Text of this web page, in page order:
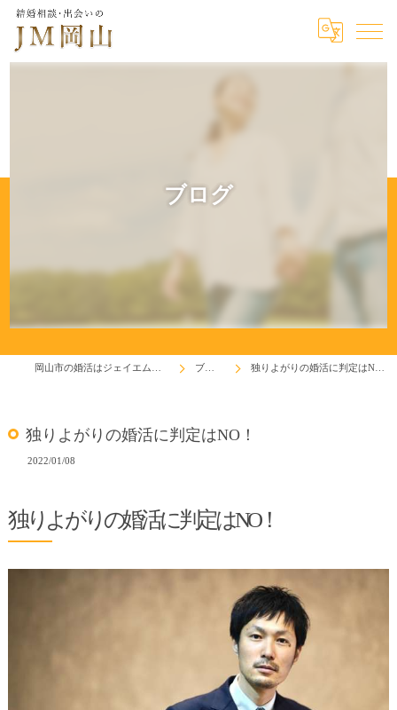
ブログ
ブログ 独りよがりの婚活に判定はNO！
独りよがりの婚活に判定はNO！
2022/01/08
独りよがりの婚活に判定はNO！